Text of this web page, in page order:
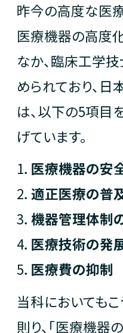
昨今の高度な医
医療機器の高度
なか、臨床工学
められており、
は、以下の5項目
げています。
1． 医療機器の安
2．適正医療の普
3．機器管理体制
4． 医療技術の発
5． 医療費の抑制
当科においても
則り、「医療機器
中途採用
お問い合わせ
個人情報保護方